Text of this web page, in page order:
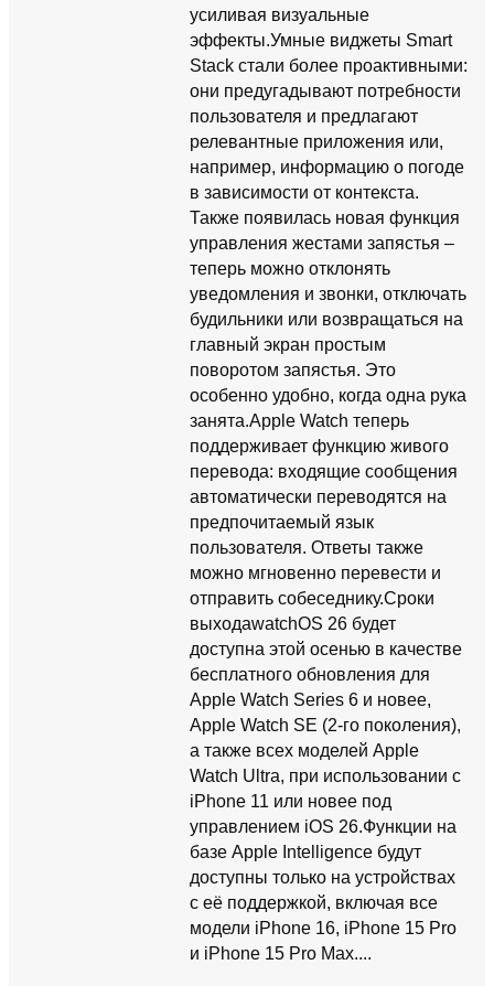
усиливая визуальные
эффекты.Умные виджеты Smart
Stack стали более проактивными:
они предугадывают потребности
пользователя и предлагают
релевантные приложения или,
например, информацию о погоде
в зависимости от контекста.
Также появилась новая функция
управления жестами запястья –
теперь можно отклонять
уведомления и звонки, отключать
будильники или возвращаться на
главный экран простым
поворотом запястья. Это
особенно удобно, когда одна рука
занята.Apple Watch теперь
поддерживает функцию живого
перевода: входящие сообщения
автоматически переводятся на
предпочитаемый язык
пользователя. Ответы также
можно мгновенно перевести и
отправить собеседнику.Сроки
выходаwatchOS 26 будет
доступна этой осенью в качестве
бесплатного обновления для
Apple Watch Series 6 и новее,
Apple Watch SE (2-го поколения),
а также всех моделей Apple
Watch Ultra, при использовании с
iPhone 11 или новее под
управлением iOS 26.Функции на
базе Apple Intelligence будут
доступны только на устройствах
с её поддержкой, включая все
модели iPhone 16, iPhone 15 Pro
и iPhone 15 Pro Max....